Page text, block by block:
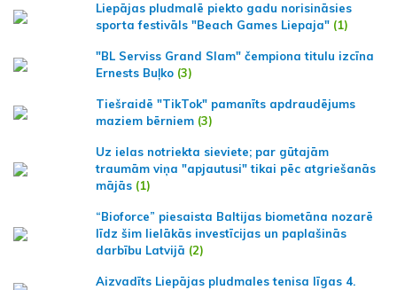
Liepājas pludmalē piekto gadu norisināsies
sporta festivāls "Beach Games Liepaja" (1)
"BL Serviss Grand Slam" čempiona titulu izcīna
Ernests Buļko (3)
Tiešraidē "TikTok" pamanīts apdraudējums
maziem bērniem (3)
Uz ielas notriekta sieviete; par gūtajām
traumām viņa "apjautusi" tikai pēc atgriešanās
mājās (1)
“Bioforce” piesaista Baltijas biometāna nozarē
līdz šim lielākās investīcijas un paplašinās
darbību Latvijā (2)
Aizvadīts Liepājas pludmales tenisa līgas 4.